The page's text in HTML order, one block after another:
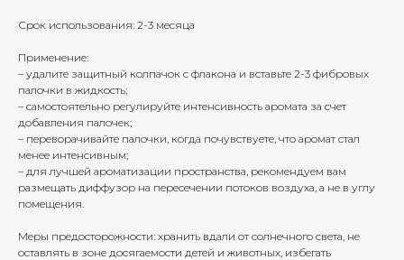
Срок использования: 2-3 месяца
Применение:
– удалите защитный колпачок с флакона и вставьте 2-3 фибровых
палочки в жидкость;
– самостоятельно регулируйте интенсивность аромата за счет
добавления палочек;
– переворачивайте палочки, когда почувствуете, что аромат стал
менее интенсивным;
– для лучшей ароматизации пространства, рекомендуем вам
размещать диффузор на пересечении потоков воздуха, а не в углу
помещения.
Меры предосторожности: хранить вдали от солнечного света, не
оставлять в зоне досягаемости детей и животных, избегать